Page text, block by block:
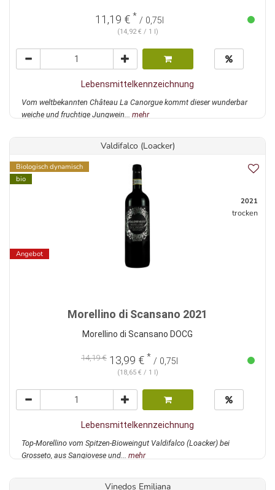
11,19 € * / 0,75l
(14,92 € / 1 l)
Lebensmittelkennzeichnung
Vom weltbekannten Château La Canorgue kommt dieser wunderbar
weiche und fruchtige Jungwein... mehr
Valdifalco (Loacker)
Biologisch dynamisch
bio
Angebot
2021
trocken
Morellino di Scansano 2021
Morellino di Scansano DOCG
14,19 € 13,99 € * / 0,75l
(18,65 € / 1 l)
Lebensmittelkennzeichnung
Top-Morellino vom Spitzen-Bioweingut Valdifalco (Loacker) bei
Grosseto, aus Sangiovese und... mehr
Vinedos Emiliana